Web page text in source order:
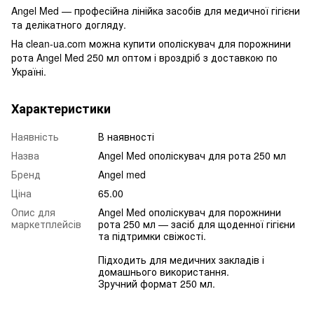
Angel Med — професійна лінійка засобів для медичної гігієни
та делікатного догляду.
На clean-ua.com можна купити ополіскувач для порожнини
рота Angel Med 250 мл оптом і вроздріб з доставкою по
Україні.
Характеристики
Наявність
В наявності
Назва
Angel Med ополіскувач для рота 250 мл
Бренд
Angel med
Ціна
65.00
Опис для
маркетплейсів
Angel Med ополіскувач для порожнини
рота 250 мл — засіб для щоденної гігієни
та підтримки свіжості.
Підходить для медичних закладів і
домашнього використання.
Зручний формат 250 мл.